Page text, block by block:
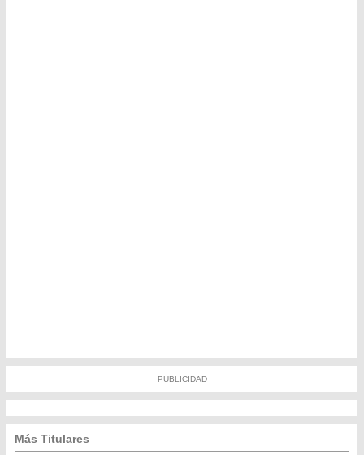
PUBLICIDAD
Más Titulares